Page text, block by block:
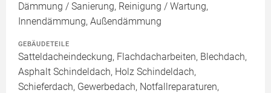
Dämmung / Sanierung, Reinigung / Wartung,
Innendämmung, Außendämmung
GEBÄUDETEILE
Satteldacheindeckung, Flachdacharbeiten, Blechdach,
Asphalt Schindeldach, Holz Schindeldach,
Schieferdach, Gewerbedach, Notfallreparaturen,